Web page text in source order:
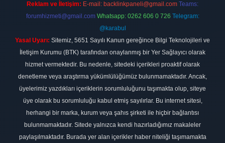
Reklam ve İletişim: E-mail: backlinkpaneli@gmail.com Teams:
forumhizmeti@gmail.com Whatsapp: 0262 606 0 726 Telegram:
@karabul
Yasal Uyarı: Sitemiz, 5651 Sayılı Kanun gereğince Bilgi Teknolojileri ve
İletişim Kurumu (BTK) tarafından onaylanmış bir Yer Sağlayıcı olarak
hizmet vermektedir. Bu nedenle, sitedeki içerikleri proaktif olarak
denetleme veya araştırma yükümlülüğümüz bulunmamaktadır. Ancak,
üyelerimiz yazdıkları içeriklerin sorumluluğunu taşımakta olup, siteye
üye olarak bu sorumluluğu kabul etmiş sayılırlar. Bu internet sitesi,
herhangi bir marka, kurum veya şahıs şirketi ile hiçbir bağlantısı
bulunmamaktadır. Sitede yalnızca kendi hazırladığımız makaleler
paylaşılmaktadır. Burada yer alan içerikler haber niteliği taşımamakta